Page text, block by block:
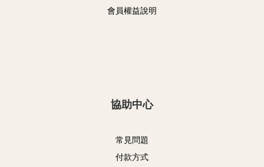
會員權益說明
協助中心
常見問題
付款方式